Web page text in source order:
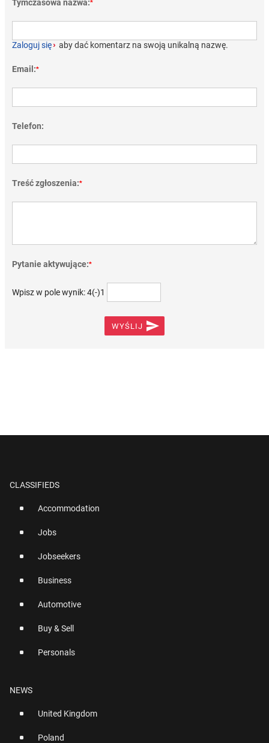
Tymczasowa nazwa:*
Zaloguj się› aby dać komentarz na swoją unikalną nazwę.
Email:*
Telefon:
Treść zgłoszenia:*
Pytanie aktywujące:*
Wpisz w pole wynik: 4(-)1
WYŚLIJ 
CLASSIFIEDS
Accommodation
Jobs
Jobseekers
Business
Automotive
Buy & Sell
Personals
NEWS
United Kingdom
Poland